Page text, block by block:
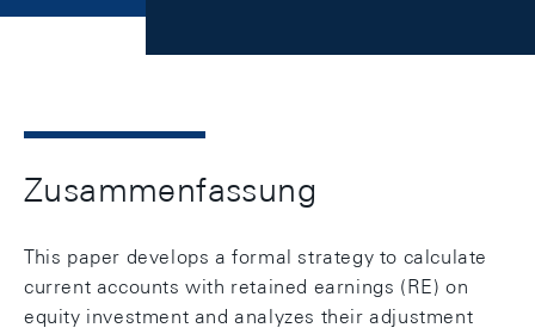
Zusammenfassung
This paper develops a formal strategy to calculate
current accounts with retained earnings (RE) on
equity investment and analyzes their adjustment